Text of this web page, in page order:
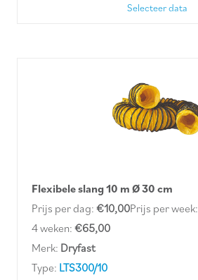
Selecteer data
Flexibele slang 10 m Ø 30 cm
Prijs per dag: €10,00Prijs per week:
4 weken: €65,00
Merk: Dryfast
Type: LTS300/10